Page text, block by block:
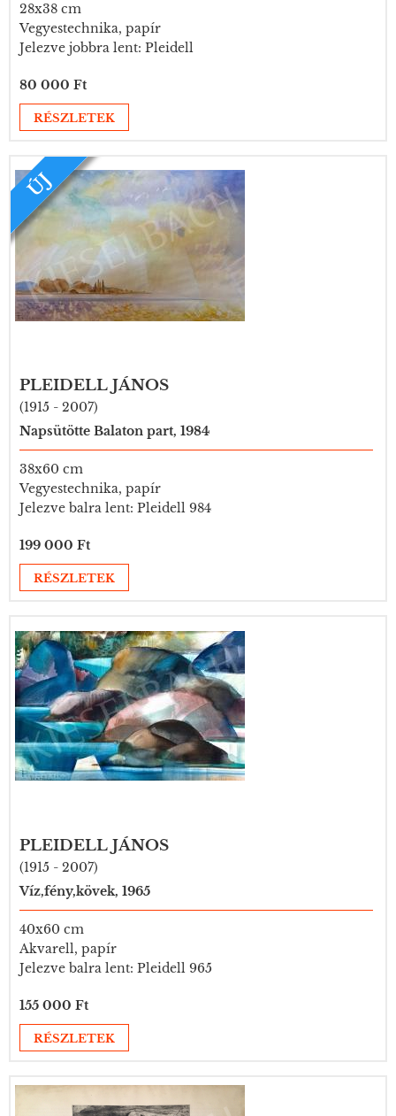
28x38 cm
Vegyestechnika, papír
Jelezve jobbra lent: Pleidell
80 000 Ft
RÉSZLETEK
ÚJ
PLEIDELL JÁNOS
(1915 - 2007)
Napsütötte Balaton part, 1984
38x60 cm
Vegyestechnika, papír
Jelezve balra lent: Pleidell 984
199 000 Ft
RÉSZLETEK
PLEIDELL JÁNOS
(1915 - 2007)
Víz,fény,kövek, 1965
40x60 cm
Akvarell, papír
Jelezve balra lent: Pleidell 965
155 000 Ft
RÉSZLETEK